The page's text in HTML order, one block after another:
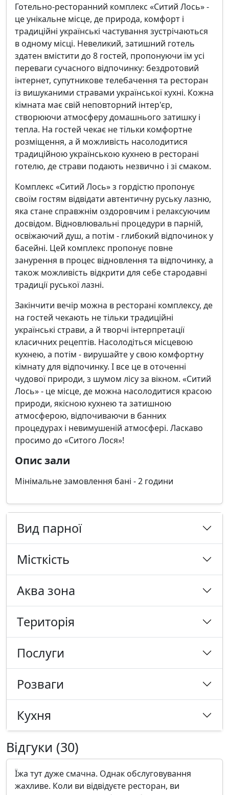
Готельно-ресторанний комплекс «Ситий Лось» -
це унікальне місце, де природа, комфорт і
традиційні українські частування зустрічаються
в одному місці. Невеликий, затишний готель
здатен вмістити до 8 гостей, пропонуючи їм усі
переваги сучасного відпочинку: бездротовий
інтернет, супутникове телебачення та ресторан
із вишуканими стравами української кухні. Кожна
кімната має свій неповторний інтер'єр,
створюючи атмосферу домашнього затишку і
тепла. На гостей чекає не тільки комфортне
розміщення, а й можливість насолодитися
традиційною українською кухнею в ресторані
готелю, де страви подають незвично і зі смаком.
Комплекс «Ситий Лось» з гордістю пропонує
своїм гостям відвідати автентичну руську лазню,
яка стане справжнім оздоровчим і релаксуючим
досвідом. Відновлювальні процедури в парній,
освіжаючий душ, а потім - глибокий відпочинок у
басейні. Цей комплекс пропонує повне
занурення в процес відновлення та відпочинку, а
також можливість відкрити для себе стародавні
традиції руської лазні.
Закінчити вечір можна в ресторані комплексу, де
на гостей чекають не тільки традиційні
українські страви, а й творчі інтерпретації
класичних рецептів. Насолодіться місцевою
кухнею, а потім - вирушайте у свою комфортну
кімнату для відпочинку. І все це в оточенні
чудової природи, з шумом лісу за вікном. «Ситий
Лось» - це місце, де можна насолодитися красою
природи, якісною кухнею та затишною
атмосферою, відпочиваючи в банних
процедурах і невимушеній атмосфері. Ласкаво
просимо до «Ситого Лося»!
Опис зали
Мінімальне замовлення бані - 2 години
Вид парної
Місткість
Аква зона
Tериторія
Послуги
Розваги
Кухня
Відгуки (30)
Їжа тут дуже смачна. Однак обслуговування
жахливе. Коли ви відвідуєте ресторан, ви